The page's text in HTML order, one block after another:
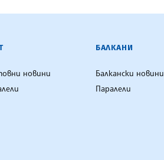
АГЕНЦИЯ
новини
БАЛКАНИ
Балкански новини
Паралели